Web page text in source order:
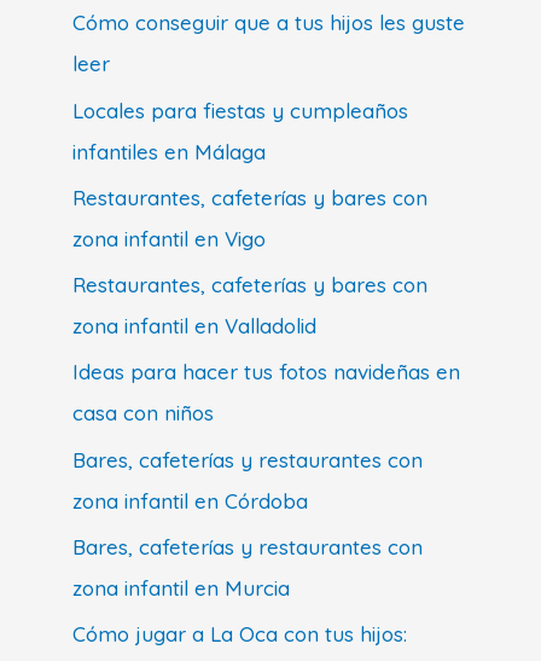
Cómo conseguir que a tus hijos les guste
leer
Locales para fiestas y cumpleaños
infantiles en Málaga
Restaurantes, cafeterías y bares con
zona infantil en Vigo
Restaurantes, cafeterías y bares con
zona infantil en Valladolid
Ideas para hacer tus fotos navideñas en
casa con niños
Bares, cafeterías y restaurantes con
zona infantil en Córdoba
Bares, cafeterías y restaurantes con
zona infantil en Murcia
Cómo jugar a La Oca con tus hijos: